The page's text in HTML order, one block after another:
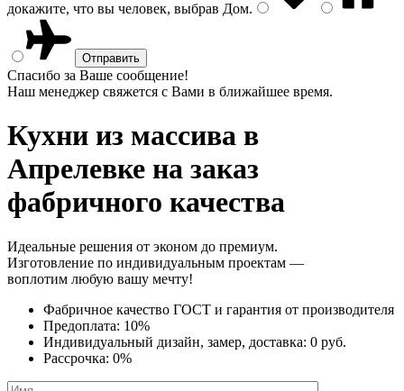
докажите, что вы человек, выбрав Дом.
Спасибо за Ваше сообщение!
Наш менеджер свяжется с Вами в ближайшее время.
Кухни из массива в
Апрелевке на заказ
фабричного качества
Идеальные решения от эконом до премиум.
Изготовление по индивидуальным проектам —
воплотим любую вашу мечту!
Фабричное качество ГОСТ и гарантия от производителя
Предоплата: 10%
Индивидуальный дизайн, замер, доставка: 0 руб.
Рассрочка: 0%